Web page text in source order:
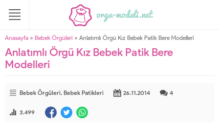
Anasayfa » Bebek Örgüleri » Anlatımlı Örgü Kız Bebek Patik Bere Modelleri
Anlatımlı Örgü Kız Bebek Patik Bere
Modelleri
Bebek Örgüleri, Bebek Patikleri 26.11.2014 4
3.499